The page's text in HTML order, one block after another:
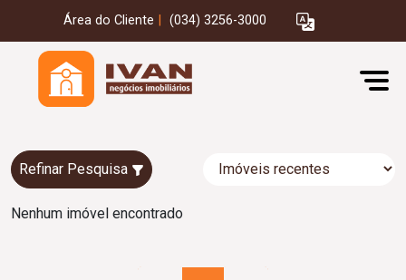
Área do Cliente (034) 3256-3000
Refinar Pesquisa
Nenhum imóvel encontrado